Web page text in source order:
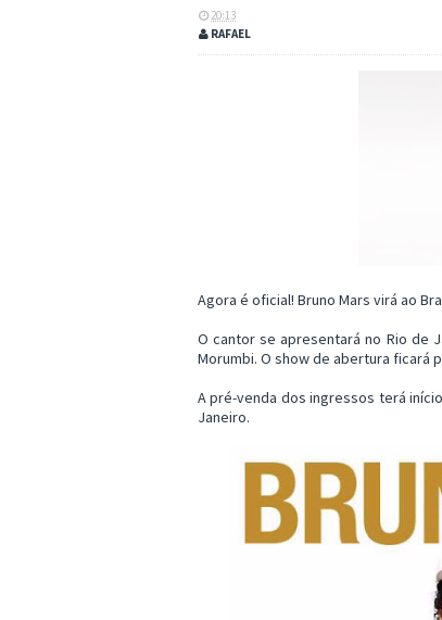
20:13
RAFAEL
Agora é oficial! Bruno Mars virá ao
O cantor se apresentará no Rio de
Morumbi. O show de abertura ficará
A pré-venda dos ingressos terá
Janeiro.